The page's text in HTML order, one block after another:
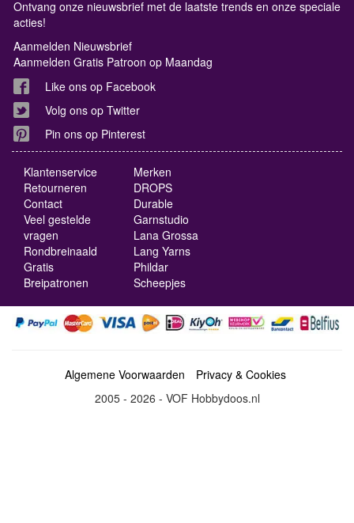
Ontvang onze nieuwsbrief met de laatste trends en onze speciale
acties!
Aanmelden Nieuwsbrief
Aanmelden Gratis Patroon op Maandag
Like ons op Facebook
Volg ons op Twitter
Pin ons op Pinterest
Klantenservice
Retourneren
Contact
Veel gestelde
vragen
Rondbreinaald
Gratis
Breipatronen
Merken
DROPS
Durable
Garnstudio
Lana Grossa
Lang Yarns
Phildar
Scheepjes
Algemene Voorwaarden
Privacy & Cookies
2005 - 2026 - VOF Hobbydoos.nl